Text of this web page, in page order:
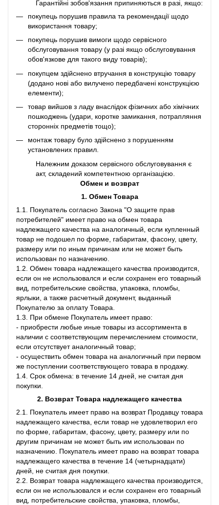
Гарантійні зобов'язання припиняються в разі, якщо:
покупець порушив правила та рекомендації щодо
використання товару;
покупець порушив вимоги щодо сервісного
обслуговування товару (у разі якщо обслуговування
обов'язкове для такого виду товарів);
покупцем здійснено втручання в конструкцію товару
(додано нові або вилучено передбачені конструкцією
елементи);
товар вийшов з ладу внаслідок фізичних або хімічних
пошкоджень (удари, коротке замикання, потрапляння
сторонніх предметів тощо);
монтаж товару було здійснено з порушенням
установлених правил.
Належним доказом сервісного обслуговування є
акт, складений компетентною організацією.
Обмен и возврат
1. Обмен Товара
1.1. Покупатель согласно Закона "О защите прав
потребителей" имеет право на обмен товара
надлежащего качества на аналогичный, если купленный
товар не подошел по форме, габаритам, фасону, цвету,
размеру или по иным причинам или не может быть
использован по назначению.
1.2. Обмен товара надлежащего качества производится,
если он не использовался и если сохранен его товарный
вид, потребительские свойства, упаковка, пломбы,
ярлыки, а также расчетный документ, выданный
Покупателю за оплату Товара.
1.3. При обмене Покупатель имеет право:
- приобрести любые иные товары из ассортимента в
наличии с соответствующим перечислением стоимости,
если отсутствует аналогичный товар;
- осуществить обмен товара на аналогичный при первом
же поступлении соответствующего товара в продажу.
1.4. Срок обмена: в течение 14 дней, не считая дня
покупки.
2. Возврат Товара надлежащего качества
2.1. Покупатель имеет право на возврат Продавцу товара
надлежащего качества, если товар не удовлетворил его
по форме, габаритам, фасону, цвету, размеру или по
другим причинам не может быть им использован по
назначению. Покупатель имеет право на возврат товара
надлежащего качества в течение 14 (четырнадцати)
дней, не считая дня покупки.
2.2. Возврат товара надлежащего качества производится,
если он не использовался и если сохранен его товарный
вид, потребительские свойства, упаковка, пломбы,